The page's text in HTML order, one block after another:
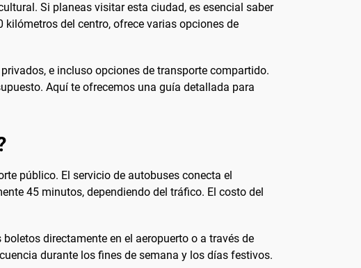
Si planeas visitar esta ciudad, es esencial saber
del centro, ofrece varias opciones de
e incluso opciones de transporte compartido.
Aquí te ofrecemos una guía detallada para
público. El servicio de autobuses conecta el
45 minutos, dependiendo del tráfico. El costo del
directamente en el aeropuerto o a través de
durante los fines de semana y los días festivos.